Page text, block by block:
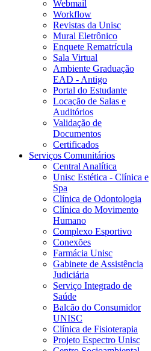
Webmail
Workflow
Revistas da Unisc
Mural Eletrônico
Enquete Rematrícula
Sala Virtual
Ambiente Graduação
EAD - Antigo
Portal do Estudante
Locação de Salas e
Auditórios
Validação de
Documentos
Certificados
Serviços Comunitários
Central Analítica
Unisc Estética - Clínica e
Spa
Clínica de Odontologia
Clínica do Movimento
Humano
Complexo Esportivo
Conexões
Farmácia Unisc
Gabinete de Assistência
Judiciária
Serviço Integrado de
Saúde
Balcão do Consumidor
UNISC
Clínica de Fisioterapia
Projeto Espectro Unisc